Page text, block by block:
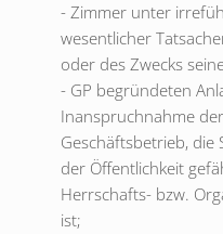
- Zimmer unter
wesentlicher
oder des Zwecks
- GP begründeten
Inanspruchnahme
Geschäftsbetrieb, die
der Öffentlichkeit
Herrschafts- bzw.
ist;